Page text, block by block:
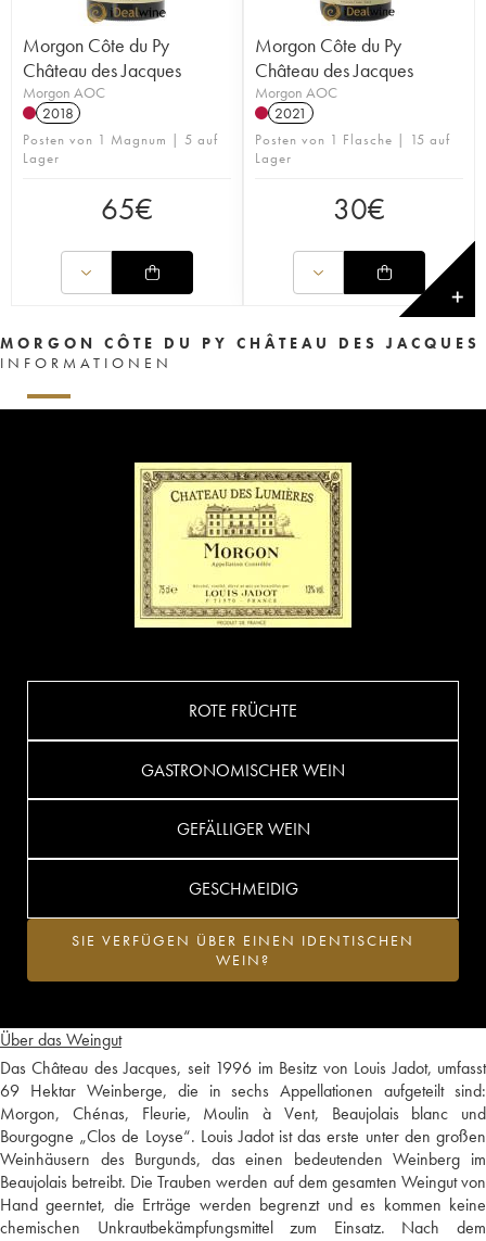
Morgon Côte du Py
Château des Jacques
Morgon AOC
2018
Posten von 1 Magnum | 5 auf
Lager
65€
Morgon Côte du Py
Château des Jacques
Morgon AOC
2021
Posten von 1 Flasche | 15 auf
Lager
30€
✕
MORGON CÔTE DU PY CHÂTEAU DES JACQUES
INFORMATIONEN
Über das Weingut
Das Château des Jacques, seit 1996 im Besitz von Louis Jadot, umfasst
69 Hektar Weinberge, die in sechs Appellationen aufgeteilt sind:
Morgon, Chénas, Fleurie, Moulin à Vent, Beaujolais blanc und
Bourgogne „Clos de Loyse“. Louis Jadot ist das erste unter den großen
Weinhäusern des Burgunds, das einen bedeutenden Weinberg im
Beaujolais betreibt. Die Trauben werden auf dem gesamten Weingut von
Hand geerntet, die Erträge werden begrenzt und es kommen keine
chemischen Unkrautbekämpfungsmittel zum Einsatz. Nach dem
ROTE FRÜCHTE
GASTRONOMISCHER WEIN
GEFÄLLIGER WEIN
GESCHMEIDIG
SIE VERFÜGEN ÜBER EINEN IDENTISCHEN
WEIN?